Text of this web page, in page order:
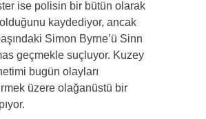
ise polisin bir bütün olarak
kaydediyor, ancak
Simon Byrne’ü Sinn
geçmekle suçluyor. Kuzey
bugün olayları
üzere olağanüstü bir